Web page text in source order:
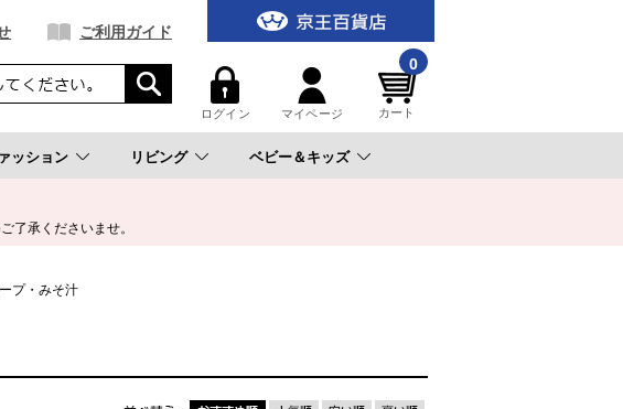
ご利用ガイド
ログイン マイページ
0
カート
ッション リビング ベビー＆キッズ
了承くださいませ。
プ・みそ汁